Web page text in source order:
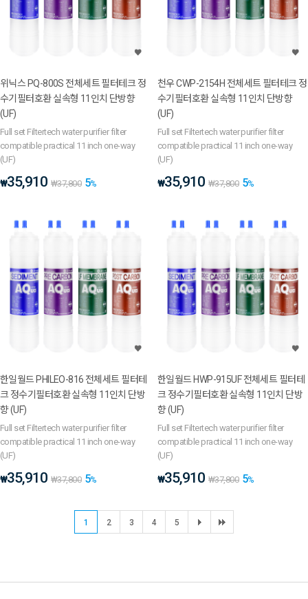
위닉스 PQ-800S 전체세트 필터테크 정
수기필터호환 실속형 11인치 단방향
(UF)
Full set Filtertech water purifier filter
compatible practical 11 inch one-way
(UF)
₩35,910 ₩37,800 5%
천우 CWP-2154H 전체세트 필터테크 정
수기필터호환 실속형 11인치 단방향
(UF)
Full set Filtertech water purifier filter
compatible practical 11 inch one-way
(UF)
₩35,910 ₩37,800 5%
한일월드 PHILEO-816 전체세트 필터테
크 정수기필터호환 실속형 11인치 단방
향 (UF)
Full set Filtertech water purifier filter
compatible practical 11 inch one-way
(UF)
₩35,910 ₩37,800 5%
한일월드 HWP-915UF 전체세트 필터테
크 정수기필터호환 실속형 11인치 단방
향 (UF)
Full set Filtertech water purifier filter
compatible practical 11 inch one-way
(UF)
₩35,910 ₩37,800 5%
1 2 3 4 5